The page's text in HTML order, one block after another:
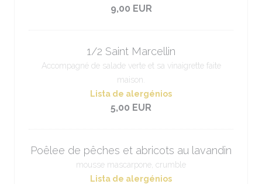
9,00 EUR
1/2 Saint Marcellin
Accompagné de salade verte et sa vinaigrette faite
maison.
Lista de alergénios
5,00 EUR
Poêlee de pêches et abricots au lavandin
mousse mascarpone, crumble
Lista de alergénios